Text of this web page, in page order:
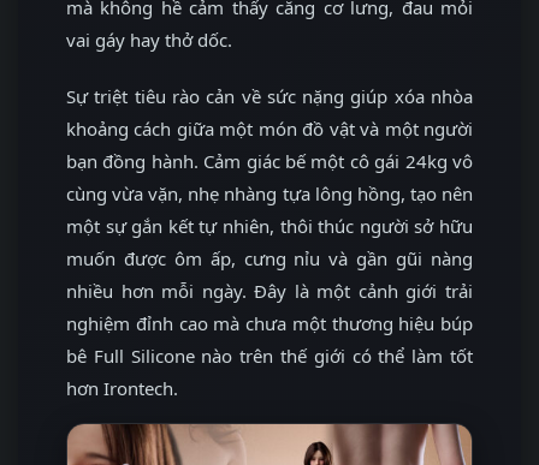
mà không hề cảm thấy căng cơ lưng, đau mỏi
vai gáy hay thở dốc.
Sự triệt tiêu rào cản về sức nặng giúp xóa nhòa
khoảng cách giữa một món đồ vật và một người
bạn đồng hành. Cảm giác bế một cô gái 24kg vô
cùng vừa vặn, nhẹ nhàng tựa lông hồng, tạo nên
một sự gắn kết tự nhiên, thôi thúc người sở hữu
muốn được ôm ấp, cưng nỉu và gần gũi nàng
nhiều hơn mỗi ngày. Đây là một cảnh giới trải
nghiệm đỉnh cao mà chưa một thương hiệu búp
bê Full Silicone nào trên thế giới có thể làm tốt
hơn Irontech.